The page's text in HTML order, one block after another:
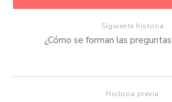
Siguiente historia
¿Cómo se forman las
Historia previa